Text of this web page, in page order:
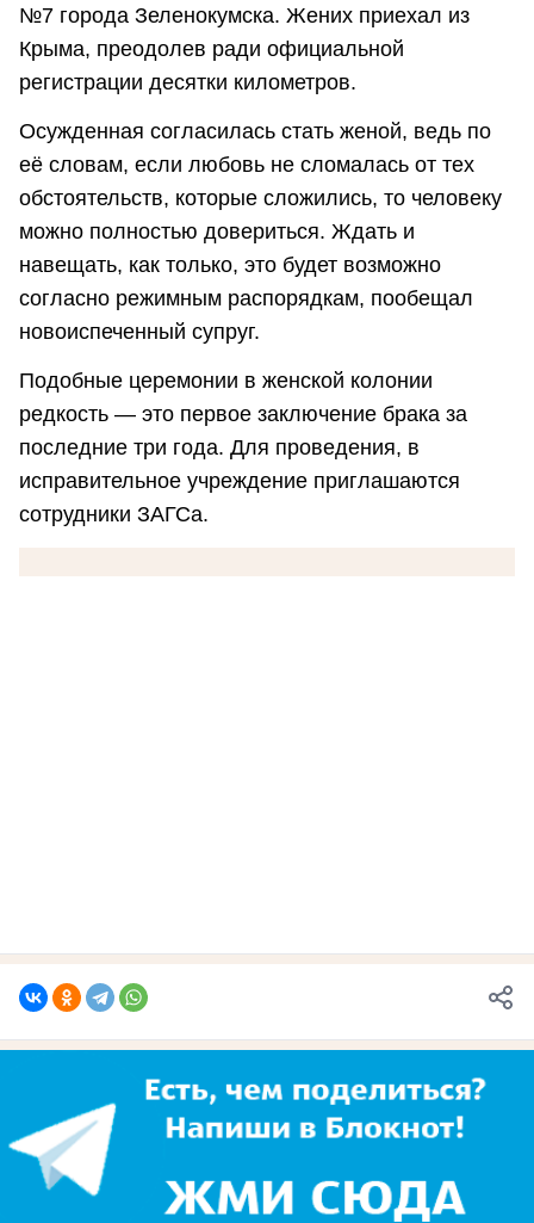
№7 города Зеленокумска. Жених приехал из
Крыма, преодолев ради официальной
регистрации десятки километров.
Осужденная согласилась стать женой, ведь по
её словам, если любовь не сломалась от тех
обстоятельств, которые сложились, то человеку
можно полностью довериться. Ждать и
навещать, как только, это будет возможно
согласно режимным распорядкам, пообещал
новоиспеченный супруг.
Подобные церемонии в женской колонии
редкость — это первое заключение брака за
последние три года. Для проведения, в
исправительное учреждение приглашаются
сотрудники ЗАГСа.